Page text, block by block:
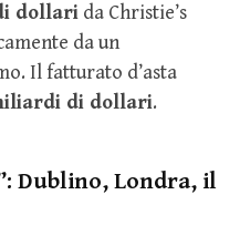
dollari da Christie’s
da un
Il fatturato d’asta
di dollari.
Dublino, Londra, il